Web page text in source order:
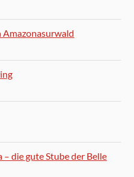
die gute Stube der Belle